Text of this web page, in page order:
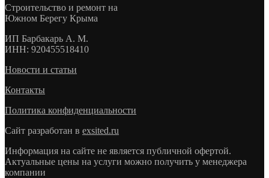
Строительство и ремонт на
Южном Берегу Крыма
ИП Барбакарь А. М.
ИНН: 920455518410
Новости и статьи
Контакты
Политика конфиденциальности
Сайт разработан в exsited.ru
Информация на сайте не является публичной офертой.
Актуальные цены на услуги можно получить у менеджера
компании